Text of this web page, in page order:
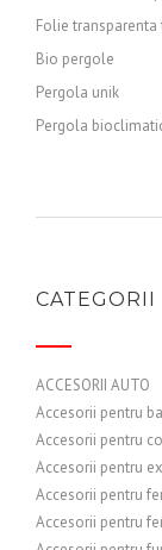
Folie
Bio pergole
Pergola unik
Pergola
CATEGORII
ACCESORII AUTO
Accesorii pentru
Accesorii pentru
Accesorii pentru
Accesorii pentru
Accesorii pentru